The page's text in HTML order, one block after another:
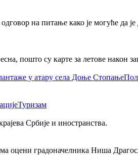
на питање како је могуће да
пошто су карте за летове након
Туризам
Србије и иностранства.
градоначелника Ниша